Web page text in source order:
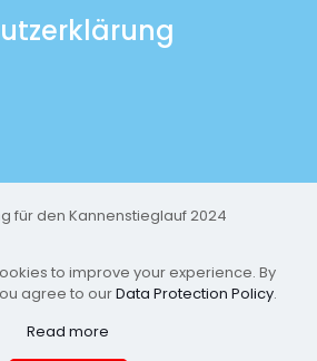
to improve your experience. By
agree to ourData Protection Policy.
Read more